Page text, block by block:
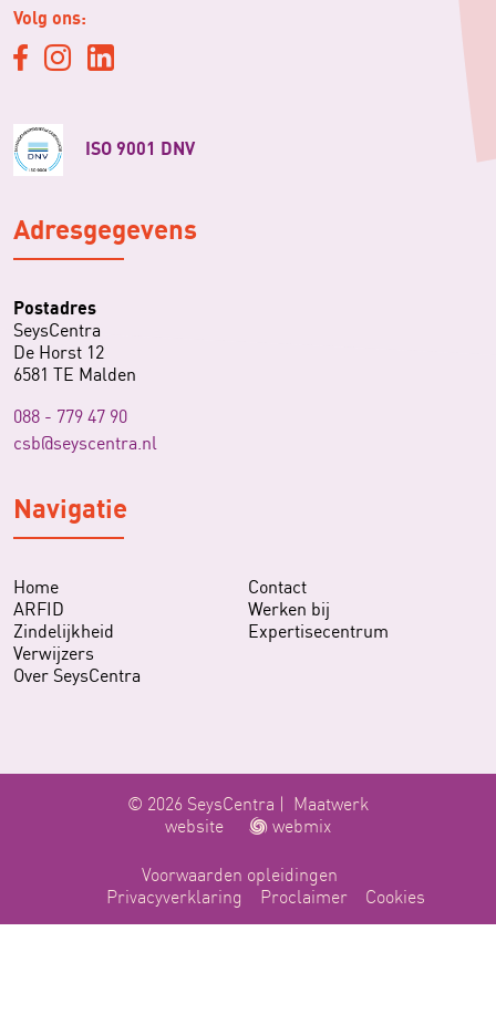
Volg ons:
ISO 9001 DNV
Adresgegevens
Postadres
SeysCentra
De Horst 12
6581 TE Malden
088 - 779 47 90
csb@seyscentra.nl
Navigatie
Home
ARFID
Zindelijkheid
Verwijzers
Over SeysCentra
Contact
Werken bij
Expertisecentrum
© 2026 SeysCentra | Maatwerk
website
webmix
Voorwaarden opleidingen
Privacyverklaring
Proclaimer Cookies